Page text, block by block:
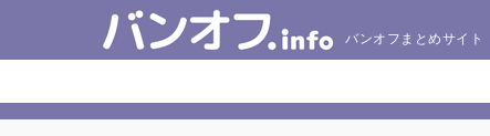
バンオフまとめサイト